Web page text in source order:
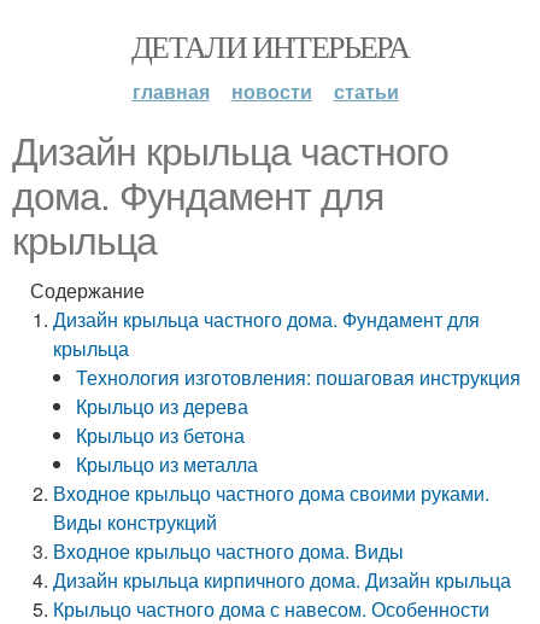
ДЕТАЛИ ИНТЕРЬЕРА
главная новости статьи
Дизайн крыльца частного
дома. Фундамент для
крыльца
Содержание
Дизайн крыльца частного дома. Фундамент для
крыльца
Технология изготовления: пошаговая инструкция
Крыльцо из дерева
Крыльцо из бетона
Крыльцо из металла
Входное крыльцо частного дома своими руками.
Виды конструкций
Входное крыльцо частного дома. Виды
Дизайн крыльца кирпичного дома. Дизайн крыльца
Крыльцо частного дома с навесом. Особенности